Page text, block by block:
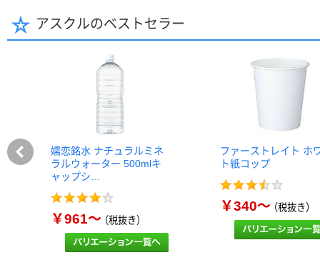
アスクルのベストセラー
嬬恋銘水 ナチュラルミネ
ラルウォーター 500mlキ
ャップシ…
￥961～（税抜き）
ファーストレイト ホ
ト紙コップ
￥340～（税抜き）